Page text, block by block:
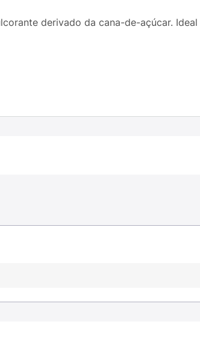
derivado da cana-de-açúcar. Ideal